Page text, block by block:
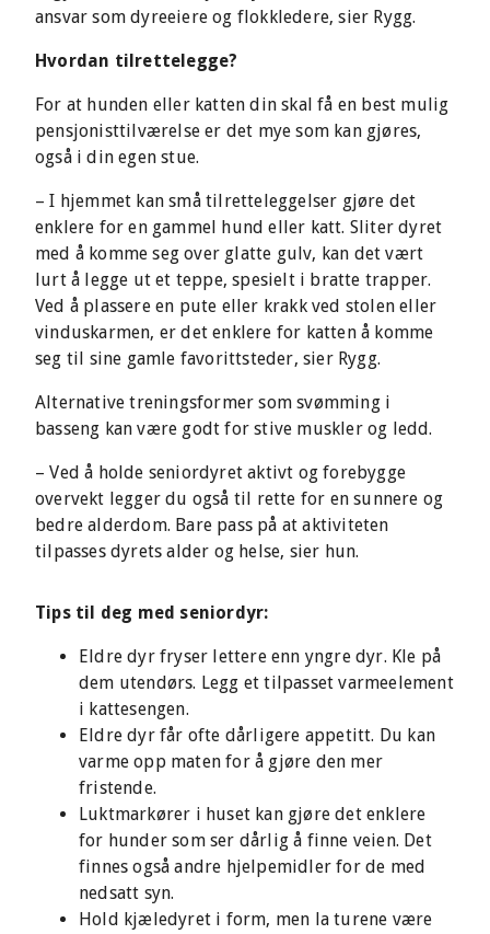
ansvar som dyreeiere og flokkledere, sier Rygg.
Hvordan tilrettelegge?
For at hunden eller katten din skal få en best mulig
pensjonisttilværelse er det mye som kan gjøres,
også i din egen stue.
– I hjemmet kan små tilretteleggelser gjøre det
enklere for en gammel hund eller katt. Sliter dyret
med å komme seg over glatte gulv, kan det vært
lurt å legge ut et teppe, spesielt i bratte trapper.
Ved å plassere en pute eller krakk ved stolen eller
vinduskarmen, er det enklere for katten å komme
seg til sine gamle favorittsteder, sier Rygg.
Alternative treningsformer som svømming i
basseng kan være godt for stive muskler og ledd.
– Ved å holde seniordyret aktivt og forebygge
overvekt legger du også til rette for en sunnere og
bedre alderdom. Bare pass på at aktiviteten
tilpasses dyrets alder og helse, sier hun.
Tips til deg med seniordyr:
Eldre dyr fryser lettere enn yngre dyr. Kle på
dem utendørs. Legg et tilpasset varmeelement
i kattesengen.
Eldre dyr får ofte dårligere appetitt. Du kan
varme opp maten for å gjøre den mer
fristende.
Luktmarkører i huset kan gjøre det enklere
for hunder som ser dårlig å finne veien. Det
finnes også andre hjelpemidler for de med
nedsatt syn.
Hold kjæledyret i form, men la turene være